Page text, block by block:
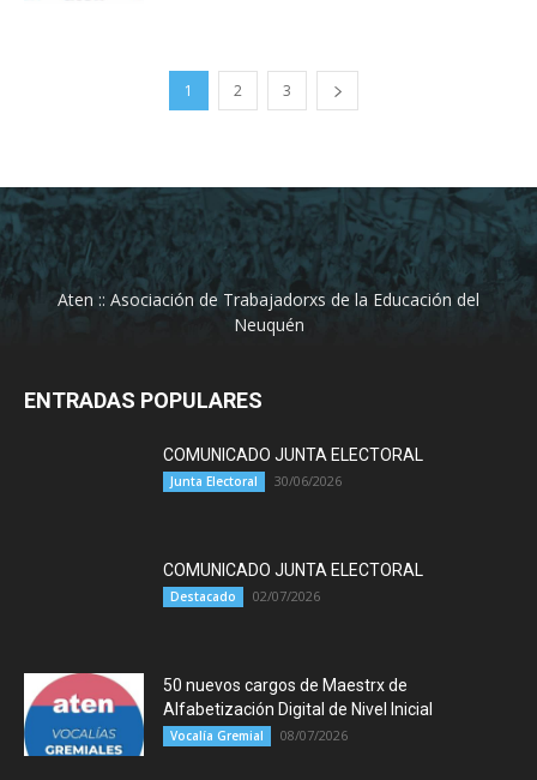
1 2 3
Aten :: Asociación de Trabajadorxs de la Educación del
Neuquén
ENTRADAS POPULARES
COMUNICADO JUNTA ELECTORAL
Junta Electoral 30/06/2026
COMUNICADO JUNTA ELECTORAL
Destacado 02/07/2026
50 nuevos cargos de Maestrx de
Alfabetización Digital de Nivel Inicial
Vocalía Gremial 08/07/2026